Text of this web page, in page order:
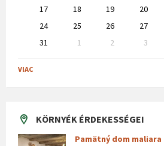
17 18 19 20
24
25 26 27
31
1 2 3
to
calendar
VIAC
KÖRNYÉK ÉRDEKESSÉGEI
Pamätný dom maliara